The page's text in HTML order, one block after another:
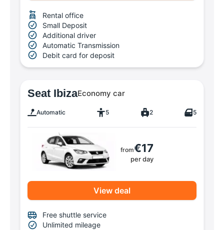
Rental office
Small Deposit
Additional driver
Automatic Transmission
Debit card for deposit
Seat IbizaEconomy car
Automatic 5 2 5
from€17
per day
View deal
Free shuttle service
Unlimited mileage